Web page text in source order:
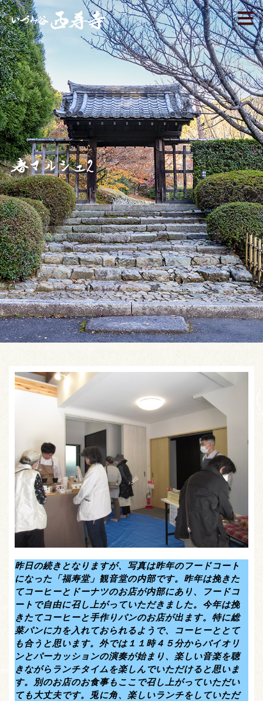
春マルシェ2
昨日の続きとなりますが、写真は昨年のフードコート
になった「福寿堂」観音堂の内部です。昨年は挽きた
てコーヒーとドーナツのお店が内部にあり、フードコ
ートで自由に召し上がっていただきました。今年は挽
きたてコーヒーと手作りパンのお店が出ます。特に総
菜パンに力を入れておられるようで、コーヒーととて
も合うと思います。外では１１時４５分からバイオリ
ンとパーカッションの演奏が始まり、楽しい音楽を聴
きながらランチタイムを楽しんでいただけると思いま
す。別のお店のお食事もここで召し上がっていただい
ても大丈夫です。兎に角、楽しいランチをしていただ